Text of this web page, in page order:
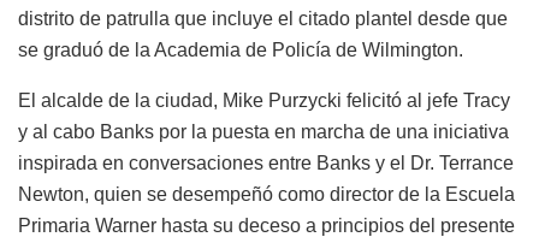
distrito de patrulla que incluye el citado plantel desde que
se graduó de la Academia de Policía de Wilmington.
El alcalde de la ciudad, Mike Purzycki felicitó al jefe Tracy
y al cabo Banks por la puesta en marcha de una iniciativa
inspirada en conversaciones entre Banks y el Dr. Terrance
Newton, quien se desempeñó como director de la Escuela
Primaria Warner hasta su deceso a principios del presente